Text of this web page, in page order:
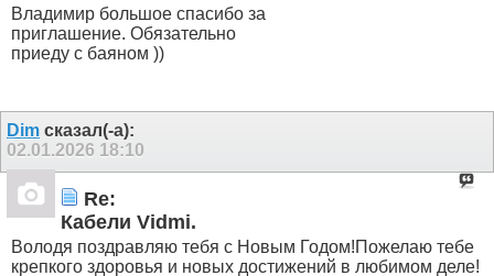
Владимир большое спасибо за
приглашение. Обязательно
приеду с баяном ))
Dim сказал(-а):
02.01.2026 18:10
Re:
Кабели Vidmi.
Володя поздравляю тебя с Новым Годом!Пожелаю тебе
крепкого здоровья и новых достижений в любимом деле!